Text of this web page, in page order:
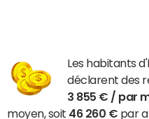
Les habitants
déclarent des
3 855 € / par
moyen, soit 46 260 € par